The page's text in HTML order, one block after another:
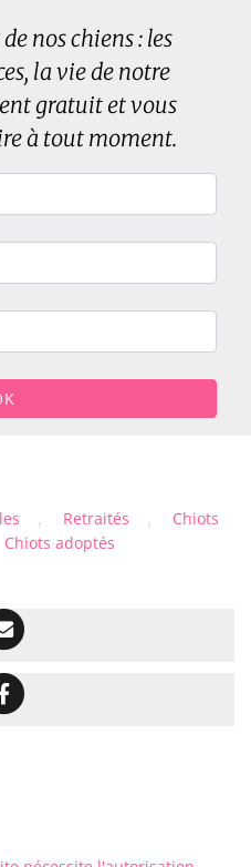
nos chiens : les
la vie de notre
gratuit et vous
à tout moment.
, Retraités ,
Chiots
Chiots adoptés